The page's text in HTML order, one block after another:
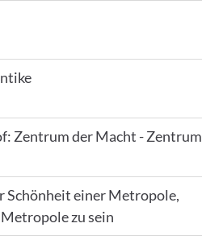
Zentrum der Macht - Zentrum
Schönheit einer Metropole,
zu sein